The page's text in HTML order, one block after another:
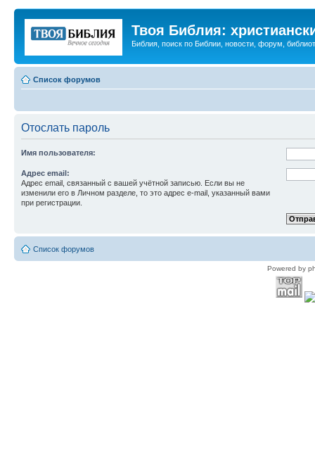
Твоя Библия:
Библия, поиск по Библии, новости, форум,
Список форумов
Отослать пароль
Имя пользователя:
Адрес email:
Адрес email, связанный с вашей учётной записью. Если вы не
изменили его в Личном разделе, то это адрес e-mail, указанный вами
при регистрации.
Список форумов
Powered by